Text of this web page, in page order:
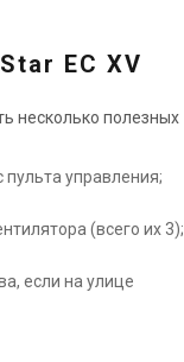
EC XV
несколько полезных
управления;
(всего их 3);
если на улице